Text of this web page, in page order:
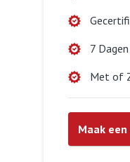
7
Met of
Maak